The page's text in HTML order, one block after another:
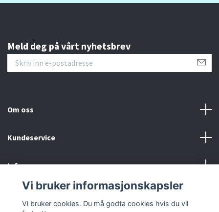
Meld deg på vårt nyhetsbrev
Om oss
Kundeservice
Info
Sosiale medier
Vi bruker informasjonskapsler
Vi bruker cookies. Du må godta cookies hvis du vil